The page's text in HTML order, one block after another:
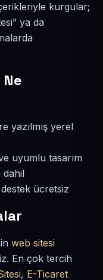
kurgular;
ya da
yazılmış yerel
uyumlu tasarım
dahil
ücretsiz
web sitesi
En çok tercih
, E-Ticaret